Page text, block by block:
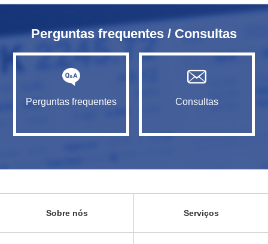
Perguntas frequentes / Consultas
Perguntas frequentes Consultas
Sobre nós Serviços